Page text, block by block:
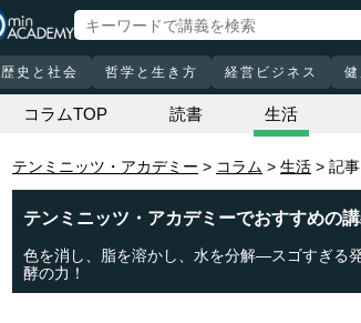
歴史と社会 哲学と生き方 経営ビジネス
コラムTOP 読書 生活
テンミニッツ・アカデミー コラム 生活 記事
テンミニッツ・アカデミーでおすすめの
色を消し、脂を溶かし、水を分解―スゴすぎる
酵の力！